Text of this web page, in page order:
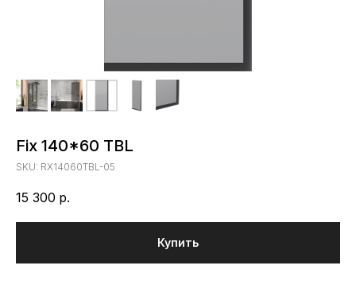
Fix 140*60 TBL
SKU: RX14060TBL-05
15 300 р.
Купить